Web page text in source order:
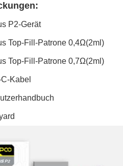
P2-Gerät
Top-Fill-Patrone 0,4Ω(2ml)
Top-Fill-Patrone 0,7Ω(2ml)
Kabel